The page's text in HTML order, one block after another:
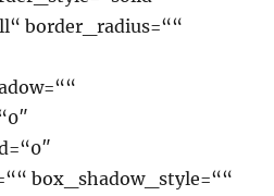
border_radius=““
box_shadow_style=““